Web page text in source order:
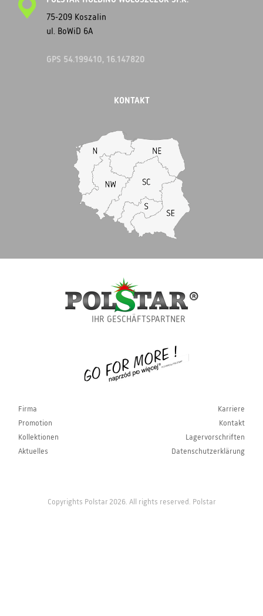
75-209 Koszalin
ul. BoWiD 6A
GPS 54.199410, 16.147820
KONTAKT
IHR GESCHÄFTSPARTNER
Firma
Promotion
Kollektionen
Aktuelles
Karriere
Kontakt
Lagervorschriften
Datenschutzerklärung
Copyrights Polstar 2026. All rights reserved. Polstar